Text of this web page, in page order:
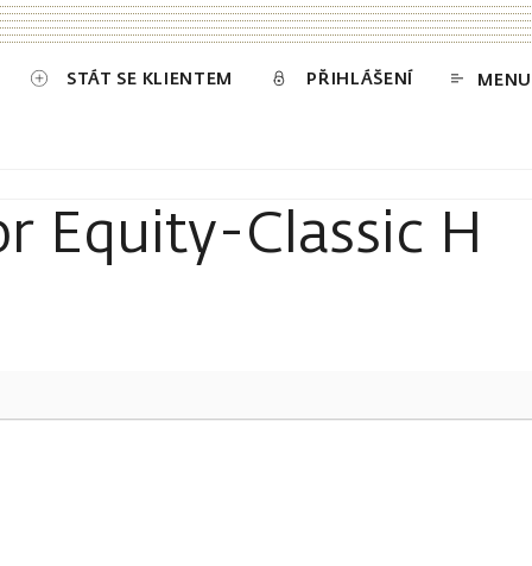
STÁT SE KLIENTEM PŘIHLÁŠENÍ MENU
Equity-Classic H